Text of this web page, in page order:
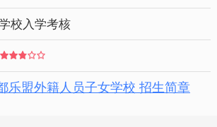
校入学考核
乐盟外籍人员子女学校 招生简章